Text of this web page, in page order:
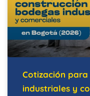
Cotización
industriales y